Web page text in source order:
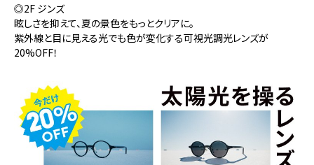
◎2F ジンズ
眩しさを抑えて、夏の景色をもっとクリアに。
紫外線と目に見える光でも色が変化する可視光調光レンズが
20%OFF！